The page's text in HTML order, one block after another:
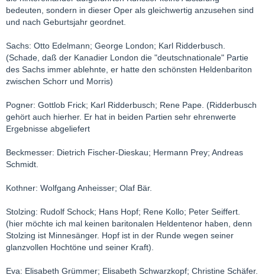
bedeuten, sondern in dieser Oper als gleichwertig anzusehen sind
und nach Geburtsjahr geordnet.
Sachs: Otto Edelmann; George London; Karl Ridderbusch.
(Schade, daß der Kanadier London die "deutschnationale" Partie
des Sachs immer ablehnte, er hatte den schönsten Heldenbariton
zwischen Schorr und Morris)
Pogner: Gottlob Frick; Karl Ridderbusch; Rene Pape. (Ridderbusch
gehört auch hierher. Er hat in beiden Partien sehr ehrenwerte
Ergebnisse abgeliefert
Beckmesser: Dietrich Fischer-Dieskau; Hermann Prey; Andreas
Schmidt.
Kothner: Wolfgang Anheisser; Olaf Bär.
Stolzing: Rudolf Schock; Hans Hopf; Rene Kollo; Peter Seiffert.
(hier möchte ich mal keinen baritonalen Heldentenor haben, denn
Stolzing ist Minnesänger. Hopf ist in der Runde wegen seiner
glanzvollen Hochtöne und seiner Kraft).
Eva: Elisabeth Grümmer; Elisabeth Schwarzkopf; Christine Schäfer.